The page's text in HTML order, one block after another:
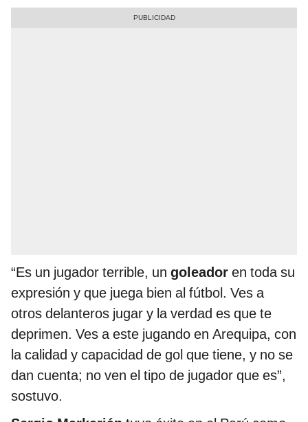
“Es un jugador terrible, un goleador en toda su
expresión y que juega bien al fútbol. Ves a
otros delanteros jugar y la verdad es que te
deprimen. Ves a este jugando en Arequipa, con
la calidad y capacidad de gol que tiene, y no se
dan cuenta; no ven el tipo de jugador que es”,
sostuvo.